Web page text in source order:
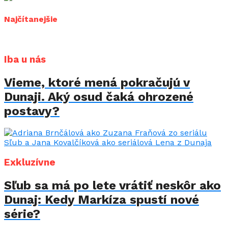
Najčítanejšie
Iba u nás
Vieme, ktoré mená pokračujú v
Dunaji. Aký osud čaká ohrozené
postavy?
Exkluzívne
Sľub sa má po lete vrátiť neskôr ako
Dunaj: Kedy Markíza spustí nové
série?